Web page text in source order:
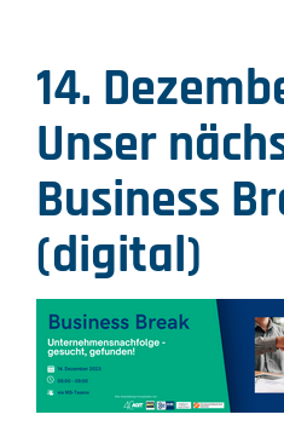
14.
Unser
Business
(digital)